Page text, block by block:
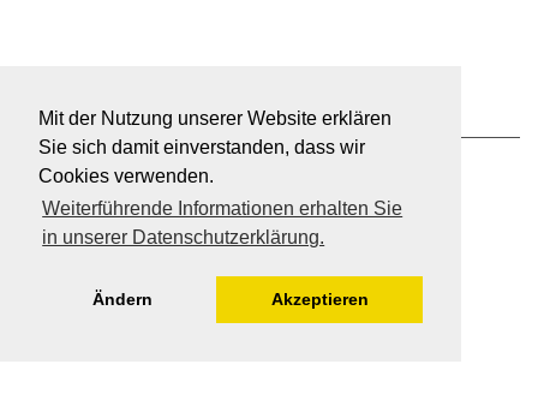
Mit der Nutzung unserer Website erklären
Sie sich damit einverstanden, dass wir
Cookies verwenden.
Weiterführende Informationen erhalten Sie
in unserer Datenschutzerklärung.
Ändern Akzeptieren